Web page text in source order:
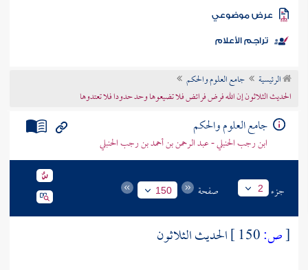
الكتب
موضوعي
تراجم الأعلام
الرئيسية
جامع العلوم والحكم
الحديث الثلاثون إن الله فرض فرائض فلا تضيعوها وحد حدودا فلا تعتدوها
جامع العلوم والحكم
ابن رجب الحنبلي - عبد الرحمن بن أحمد بن رجب الحنبلي
جزء 2 صفحة 150
[ص:
الحديث الثلاثون